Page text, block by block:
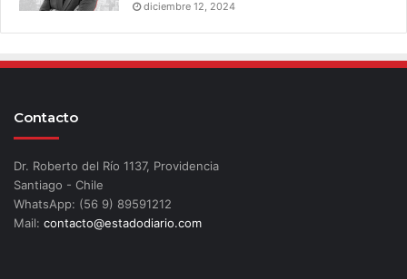
diciembre 12, 2024
Contacto
Dr. Roberto del Río 1137, Providencia
Santiago - Chile
WhatsApp: (56 9) 89591212
Mail: contacto@estadodiario.com